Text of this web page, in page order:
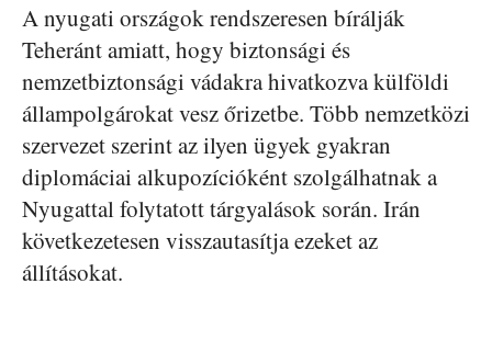
A nyugati országok rendszeresen bírálják
Teheránt amiatt, hogy biztonsági és
nemzetbiztonsági vádakra hivatkozva külföldi
állampolgárokat vesz őrizetbe. Több nemzetközi
szervezet szerint az ilyen ügyek gyakran
diplomáciai alkupozícióként szolgálhatnak a
Nyugattal folytatott tárgyalások során. Irán
következetesen visszautasítja ezeket az
állításokat.